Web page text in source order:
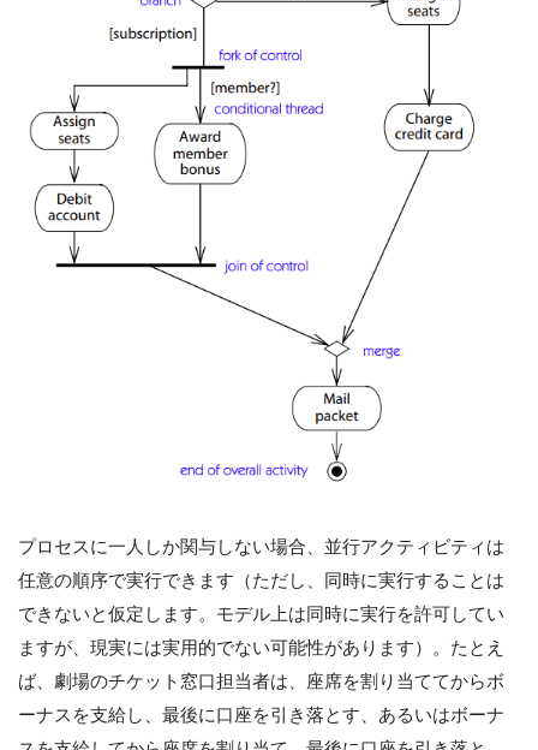
プロセスに一人しか関与しない場合、並行アクティビティは
任意の順序で実行できます（ただし、同時に実行することは
できないと仮定します。モデル上は同時に実行を許可してい
ますが、現実には実用的でない可能性があります）。たとえ
ば、劇場のチケット窓口担当者は、座席を割り当ててからボ
ーナスを支給し、最後に口座を引き落とす、あるいはボーナ